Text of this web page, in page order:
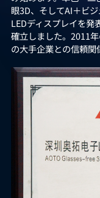
眼3D、そしてAI＋ビ
LEDディスプレイを発
確立しました。2011
の大手企業との信頼関